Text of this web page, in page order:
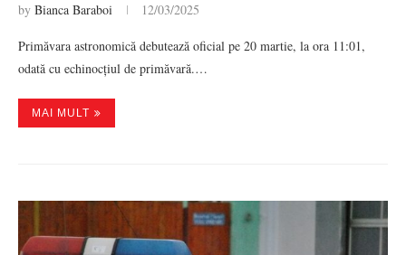
by Bianca Baraboi 12/03/2025
Primăvara astronomică debutează oficial pe 20 martie, la ora 11:01,
odată cu echinocțiul de primăvară.…
MAI MULT